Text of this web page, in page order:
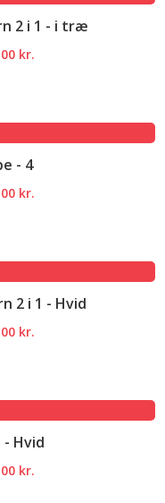
2 i 1 - i træ
kr.
- 4
kr.
2 i 1 - Hvid
kr.
Hvid
kr.